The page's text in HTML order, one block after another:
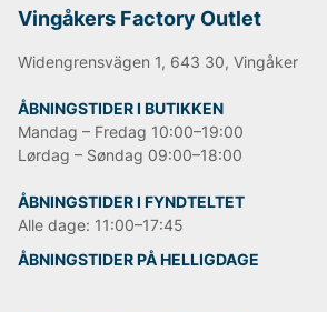
Vingåkers Factory Outlet
Widengrensvägen 1, 643 30, Vingåker
ÅBNINGSTIDER I BUTIKKEN
Mandag – Fredag 10:00–19:00
Lørdag – Søndag 09:00–18:00
ÅBNINGSTIDER I FYNDTELTET
Alle dage: 11:00–17:45
ÅBNINGSTIDER PÅ HELLIGDAGE